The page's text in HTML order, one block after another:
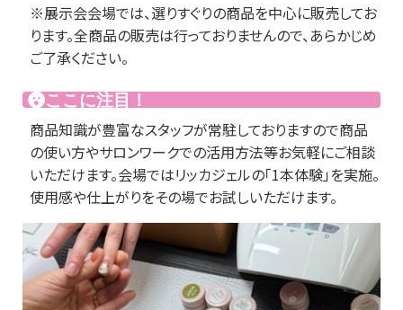
※展示会会場では、選りすぐりの商品を中心に販売してお
ります。全商品の販売は行っておりませんので、あらかじめ
ご了承ください。
ここに注目！
商品知識が豊富なスタッフが常駐しておりますので商品
の使い方やサロンワークでの活用方法等お気軽にご相談
いただけます。会場ではリッカジェルの「1本体験」を実施。
使用感や仕上がりをその場でお試しいただけます。